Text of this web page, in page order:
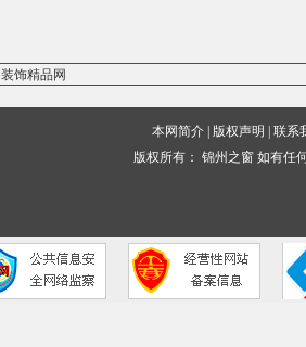
装饰精品网
本网简介 版权声明 |联系
版权所有：锦州之窗 如有任